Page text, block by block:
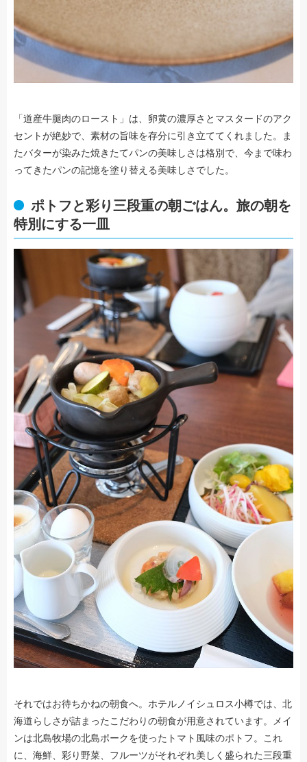
「道産牛腿肉のロースト」は、卵黄の濃厚さとマスタードのアク
セントが絶妙で、素材の旨味を存分に引き立ててくれました。ま
たバターが染みた焼きたてパンの美味しさは格別で、今まで味わ
ってきたパンの記憶を塗り替える美味しさでした。
ポトフと彩り三段重の朝ごはん。旅の朝を
特別にする一皿
それではお待ちかねの朝食へ。ホテルノイシュロス小樽では、北
海道らしさが詰まったこだわりの朝食が用意されています。メイ
ンは北島牧場の北島ポークを使ったトマト風味のポトフ。これ
に、海鮮、彩り野菜、フルーツがそれぞれ美しく盛られた三段重